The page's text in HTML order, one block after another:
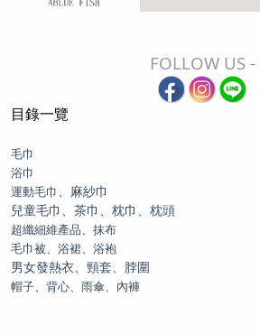
FOLLOW US -
目錄一覽
毛巾
浴巾
運動毛巾
、麻紗巾
兒童毛巾、茶巾、枕巾、枕頭
超纖細維產品、抹布
毛巾被、浴裙、浴袍
男女發熱衣、頸套、脖圍
帽子、背心、雨傘、內褲